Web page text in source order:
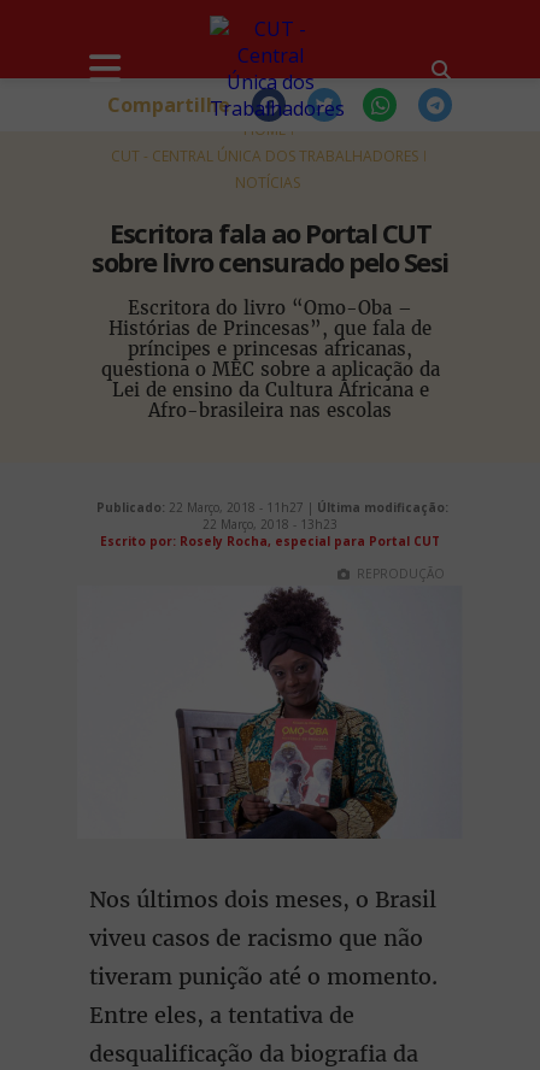
HOME
CUT - CENTRAL ÚNICA DOS TRABALHADORES
NOTÍCIAS
Escritora fala ao Portal CUT
sobre livro censurado pelo Sesi
Escritora do livro “Omo-Oba –
Histórias de Princesas”, que fala de
príncipes e princesas africanas,
questiona o MEC sobre a aplicação da
Lei de ensino da Cultura Africana e
Afro-brasileira nas escolas
Compartilhe
Publicado: 22 Março, 2018 - 11h27 | Última modificação:
22 Março, 2018 - 13h23
Escrito por: Rosely Rocha, especial para Portal CUT
REPRODUÇÃO
Nos últimos dois meses, o Brasil
viveu casos de racismo que não
tiveram punição até o momento.
Entre eles, a tentativa de
desqualificação da biografia da